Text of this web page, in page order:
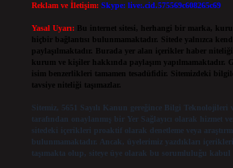
Reklam ve İletişim: Skype: live:.cid.575569c608265c69
Yasal Uyarı:
Bu internet sitesi, herhangi bir marka,
hiçbir bağlantısı bulunmamaktadır. Sitede yalnızca
paylaşılmaktadır. Burada yer alan içerikler haber
kurum ve kişiler hakkında paylaşım yapılmamaktadır.
isim benzerlikleri tamamen tesadüfidir. Sitemizdeki
tavsiye niteliği taşımazlar.
Sitemiz, 5651 Sayılı Kanun gereğince Bilgi
tarafından onaylanmış bir Yer Sağlayıcı olarak hizmet
sitedeki içerikleri proaktif olarak denetleme veya
bulunmamaktadır. Ancak, üyelerimiz yazdıkları
taşımakta olup, siteye üye olarak bu sorumluluğu kabul